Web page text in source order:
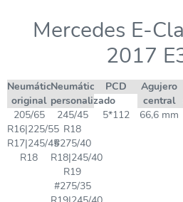
Mercedes E-
2017
Neumático
original
Neumático
personalizado
PCD
Agujero
central
205/65
R16|225/55
R17|245/45
R18
245/45
R18
#275/40
R18|245/40
R19
#275/35
5*112 66,6 mm